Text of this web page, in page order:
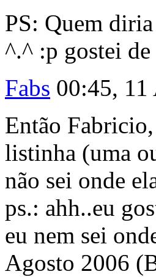
PS: Quem
^.^ :p gostei
Fabs 00:45,
Então
listinha (uma
não sei onde
ps.: ahh..eu
eu nem sei
Agosto 2006